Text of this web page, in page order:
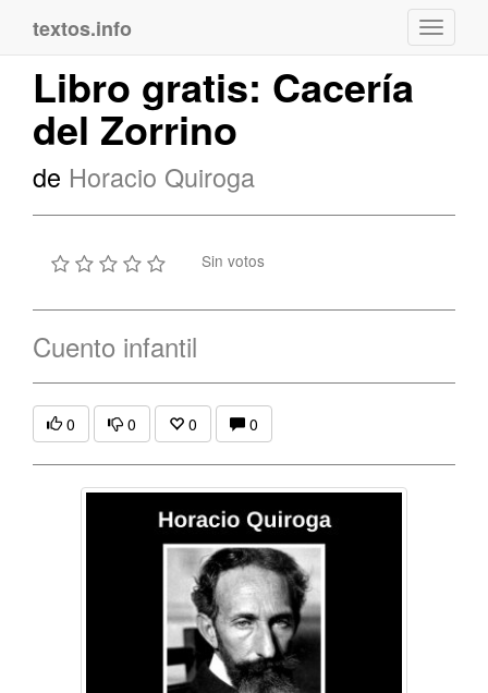
textos.info
Libro gratis: Cacería
del Zorrino
de Horacio Quiroga
Sin votos
Cuento infantil
0 0 0 0